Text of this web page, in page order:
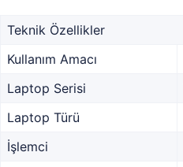
Teknik Özellikler
Kullanım Amacı
Laptop Serisi
Laptop Türü
İşlemci